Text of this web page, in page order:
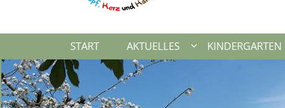
START AKTUELLES KINDERGARTEN